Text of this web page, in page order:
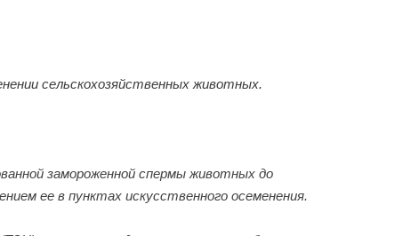
сельскохозяйственных животных.
замороженной спермы животных до
ее в пунктах искусственного осеменения.